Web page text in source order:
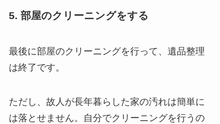
5. 部屋のクリーニングをする
最後に部屋のクリーニングを行って、遺品整理
は終了です。
ただし、故人が長年暮らした家の汚れは簡単に
は落とせません。自分でクリーニングを行うの